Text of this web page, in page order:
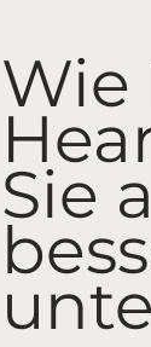
Wie
Sie